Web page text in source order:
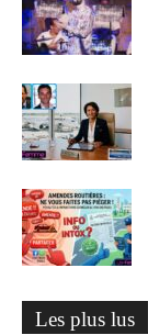
Les plus lus